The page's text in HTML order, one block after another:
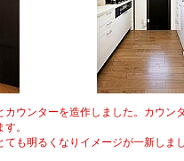
ウンターを造作しました。カウン
。
も明るくなりイメージが一新しまし